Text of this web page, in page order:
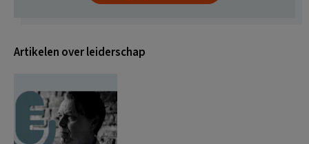
Artikelen over leiderschap